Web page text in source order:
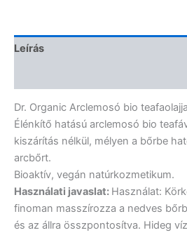
Leírás
Dr. Organic Arclemosó bio
Élénkítő hatású arclemosó bio
kiszárítás nélkül, mélyen a bőrbe
arcbőrt.
Bioaktív, vegán natúrkozmetikum.
Használati javaslat: Használat:
finoman masszírozza a nedves
és az állra összpontosítva. Hideg